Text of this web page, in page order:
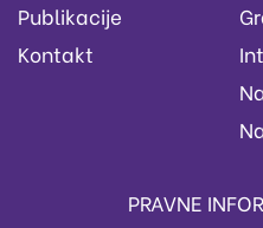
Publikacije
Kontakt
PRAVNE